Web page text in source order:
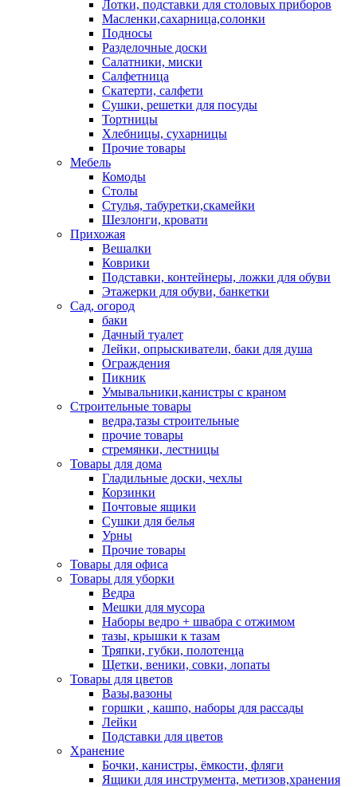
Лотки, подставки для столовых приборов
Масленки,сахарница,солонки
Подносы
Разделочные доски
Салатники, миски
Салфетница
Скатерти, салфети
Сушки, решетки для посуды
Тортницы
Хлебницы, сухарницы
Прочие товары
Мебель
Комоды
Столы
Стулья, табуретки,скамейки
Шезлонги, кровати
Прихожая
Вешалки
Коврики
Подставки, контейнеры, ложки для обуви
Этажерки для обуви, банкетки
Сад, огород
баки
Дачный туалет
Лейки, опрыскиватели, баки для душа
Ограждения
Пикник
Умывальники,канистры с краном
Строительные товары
ведра,тазы строительные
прочие товары
стремянки, лестницы
Товары для дома
Гладильные доски, чехлы
Корзинки
Почтовые ящики
Сушки для белья
Урны
Прочие товары
Товары для офиса
Товары для уборки
Ведра
Мешки для мусора
Наборы ведро + швабра с отжимом
тазы, крышки к тазам
Тряпки, губки, полотенца
Щетки, веники, совки, лопаты
Товары для цветов
Вазы,вазоны
горшки , кашпо, наборы для рассады
Лейки
Подставки для цветов
Хранение
Бочки, канистры, ёмкости, фляги
Ящики для инструмента, метизов,хранения